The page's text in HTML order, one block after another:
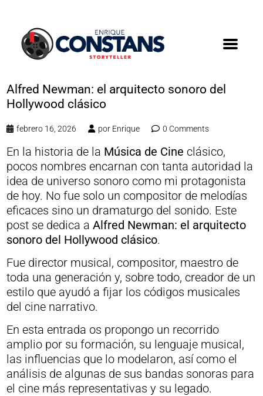
Alfred Newman: el arquitecto sonoro del
Hollywood clásico
febrero 16, 2026 por Enrique 0 Comments
En la historia de la Música de Cine clásico,
pocos nombres encarnan con tanta autoridad la
idea de universo sonoro como mi protagonista
de hoy. No fue solo un compositor de melodías
eficaces sino un dramaturgo del sonido. Este
post se dedica a Alfred Newman: el arquitecto
sonoro del Hollywood clásico.
Fue director musical, compositor, maestro de
toda una generación y, sobre todo, creador de un
estilo que ayudó a fijar los códigos musicales
del cine narrativo.
En esta entrada os propongo un recorrido
amplio por su formación, su lenguaje musical,
las influencias que lo modelaron, así como el
análisis de algunas de sus bandas sonoras para
el cine más representativas y su legado.